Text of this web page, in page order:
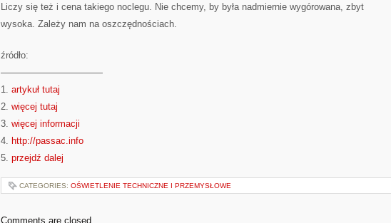
Liczy się też i cena takiego noclegu. Nie chcemy, by była nadmiernie wygórowana, zbyt
wysoka. Zależy nam na oszczędnościach.
źródło:
———————————
1. artykuł tutaj
2. więcej tutaj
3. więcej informacji
4. http://passac.info
5. przejdź dalej
CATEGORIES: OŚWIETLENIE TECHNICZNE I PRZEMYSŁOWE
Comments are closed.